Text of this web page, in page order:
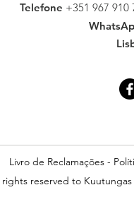
Telefone +351 967 910
Livro de Reclamações -
reserved to